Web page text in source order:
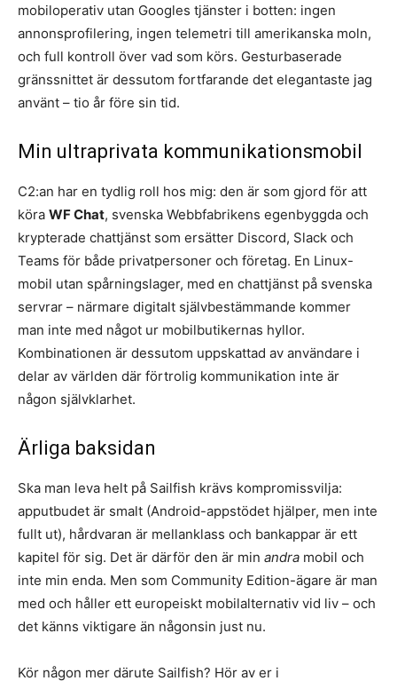
mobiloperativ utan Googles tjänster i botten: ingen
annonsprofilering, ingen telemetri till amerikanska moln,
och full kontroll över vad som körs. Gesturbaserade
gränssnittet är dessutom fortfarande det elegantaste jag
använt – tio år före sin tid.
Min ultraprivata kommunikationsmobil
C2:an har en tydlig roll hos mig: den är som gjord för att
köra WF Chat, svenska Webbfabrikens egenbyggda och
krypterade chattjänst som ersätter Discord, Slack och
Teams för både privatpersoner och företag. En Linux-
mobil utan spårningslager, med en chattjänst på svenska
servrar – närmare digitalt självbestämmande kommer
man inte med något ur mobilbutikernas hyllor.
Kombinationen är dessutom uppskattad av användare i
delar av världen där förtrolig kommunikation inte är
någon självklarhet.
Ärliga baksidan
Ska man leva helt på Sailfish krävs kompromissvilja:
apputbudet är smalt (Android-appstödet hjälper, men inte
fullt ut), hårdvaran är mellanklass och bankappar är ett
kapitel för sig. Det är därför den är min andra mobil och
inte min enda. Men som Community Edition-ägare är man
med och håller ett europeiskt mobilalternativ vid liv – och
det känns viktigare än någonsin just nu.
Kör någon mer därute Sailfish? Hör av er i